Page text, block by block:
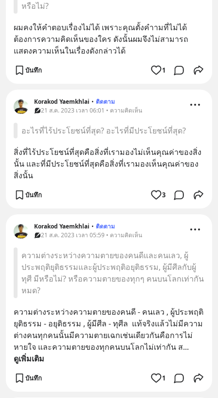
หรือไม่?
ผมคงให้คำตอบเรื่องไม่ได้ เพราะคุณตั้งคำามที่ไม่ได้
ต้องการความคิดเห็นของใคร ดังนั้นผมจึงไม่สามารถ
แสดงความเห็นในเรื่องดังกล่าวได้
บันทึก 1
Korakod Yaemkhlai • ติดตาม
21 ส.ค. 2023 เวลา 06:01 • ความคิดเห็น
อะไรที่ไร้ประโยชน์ที่สุด? อะไรที่มีประโยชน์ที่สุด?
สิ่งที่ไร้ประโยชน์ที่สุดคือสิ่งที่เรามองไม่เห็นคุณค่าของสิ่ง
นั้น และที่มีประโยชน์ที่สุดคือสิ่งที่เรามองเห็นคุณค่าของ
สิ่งนั้น
บันทึก 3
Korakod Yaemkhlai • ติดตาม
21 ส.ค. 2023 เวลา 05:59 • ความคิดเห็น
ความต่างระหว่างความตายของคนดีและคนเลว, ผู้
ประพฤติยุติธรรมและผู้ประพฤติอยุติธรรม, ผู้มีศีลกับผู้
ทุศี มีหรือไม่? หรือความตายของทุกๆ คนบนโลกเท่ากัน
หมด?
ความต่างระหว่างความตายของคนดี - คนเลว , ผู้ประพฤติ
ยุติธรรม - อยุติธรรม , ผู้มีศีล - ทุศีล  แท้จริงแล้วไม่มีความ
ต่างคนทุกคนนั้นมีความตายเฉกเช่นเดียวกันคือการไม่
หายใจ และความตายของทุกคนบนโลกไม่เท่ากัน ส...
ดูเพิ่มเติม
บันทึก 1